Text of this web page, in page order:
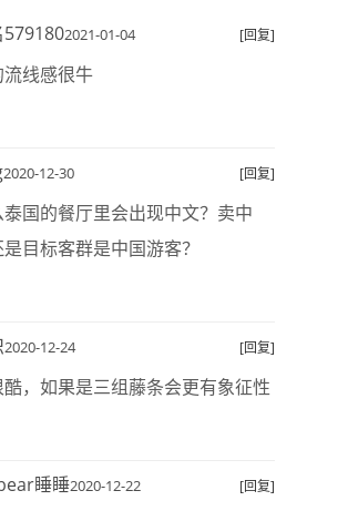
5791802021-01-04 [回复]
线感很牛
2020-12-30 [回复]
泰国的餐厅里会出现中文？卖中
目标客群是中国游客？
2020-12-24 [回复]
酷，如果是三组藤条会更有象征性
睡睡2020-12-22 [回复]